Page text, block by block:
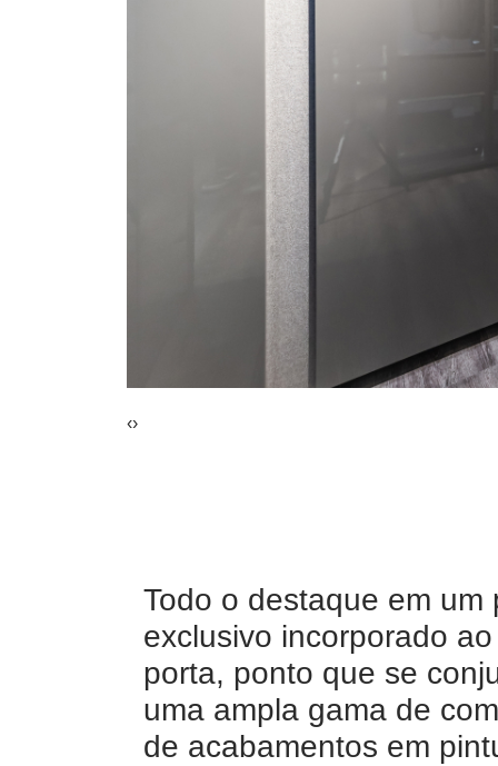
‹›
Todo o destaque em um
exclusivo incorporado
porta, ponto que se
uma ampla gama de
de acabamentos em